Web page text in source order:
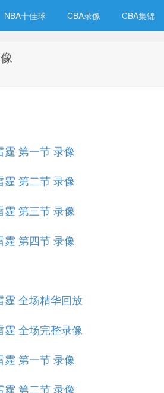
NBA十佳球 CBA录像 CBA集锦
第一节 录像
第二节 录像
第三节 录像
第四节 录像
全场精华回放
全场完整录像
第一节 录像
第二节 录像